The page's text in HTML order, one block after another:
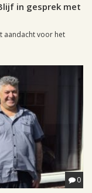
in gesprek met
aandacht voor het
0